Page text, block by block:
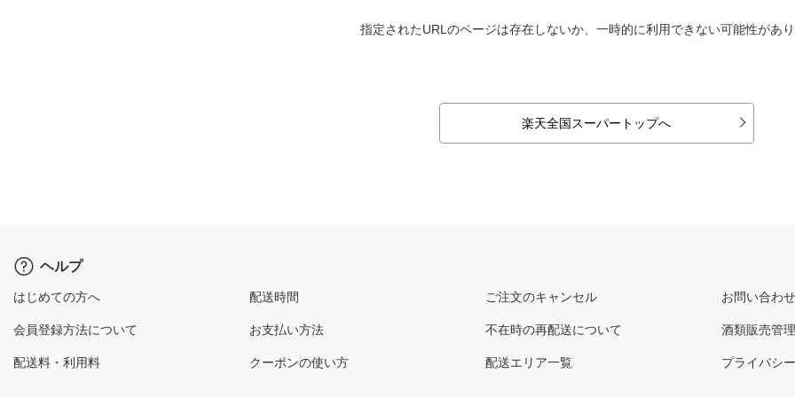
指定されたURLのページは存在しないか、一時的に利用できない可能性があ
楽天全国スーパートップへ
ヘルプ
はじめての方へ
会員登録方法について
配送料・利用料
配送時間
お支払い方法
クーポンの使い方
ご注文のキャンセル
不在時の再配送について
配送エリア一覧
お問い合わせ
酒類販売管
プライバシ